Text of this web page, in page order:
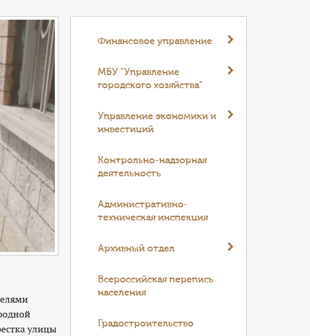
улицы
Финансовое управление
МБУ "Управление
городского хозяйства"
Управление экономики и
инвестиций
Контрольно-надзорная
деятельность
Административно-
техническая инспекция
Архивный отдел
Всероссийская перепись
населения
Градостроительство